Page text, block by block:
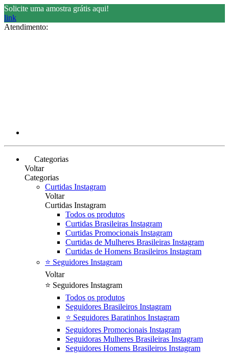
Solicite uma amostra grátis aqui!
link
Atendimento:
Categorias
Voltar
Categorias
Curtidas Instagram
Voltar
Curtidas Instagram
Todos os produtos
Curtidas Brasileiras Instagram
Curtidas Promocionais Instagram
Curtidas de Mulheres Brasileiras Instagram
Curtidas de Homens Brasileiros Instagram
⭐ Seguidores Instagram
Voltar
⭐ Seguidores Instagram
Todos os produtos
Seguidores Brasileiros Instagram
⭐ Seguidores Baratinhos Instagram
Seguidores Promocionais Instagram
Seguidoras Mulheres Brasileiras Instagram
Seguidores Homens Brasileiros Instagram